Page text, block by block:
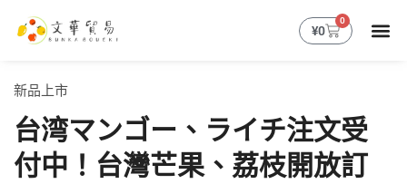
¥0
0
購
物
新品上市
台湾マンゴー、ライチ注文受
付中！台灣芒果、荔枝開放訂